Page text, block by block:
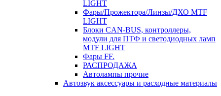
LIGHT
Фары/Прожектора/Линзы/ДХО MTF
LIGHT
Блоки CAN-BUS, контроллеры,
модули для ПТФ и светодиодных ламп
MTF LIGHT
Фары FF.
РАСПРОДАЖА
Автолампы прочие
Автозвук аксессуары и расходные материалы